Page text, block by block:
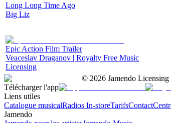
Long Long Time Ago
Big Liz
Epic Action Film Trailer
Veaceslav Draganov | Royalty Free Music
Licensing
© 2026 Jamendo Licensing
Télécharger l'app
Liens utiles
Catalogue musicalRadios In-storeTarifsContact
Jamendo